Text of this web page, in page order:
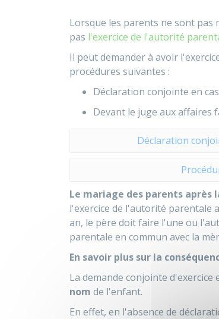
Lorsque les parents ne sont pas
pas l'exercice de l'autorité
Il peut demander à avoir
procédures suivantes :
Déclaration conjointe en
Devant le juge aux affaires
Déclaration
Le mariage des parents après
l'exercice de l'autorité parentale
an, le père doit faire l'une ou
parentale en commun avec la
En savoir plus sur la
La demande conjointe
nom de l'enfant.
En effet, en l'absence de